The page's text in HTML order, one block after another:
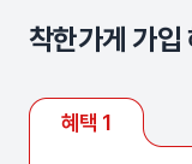
착한가게 가입
혜택 1